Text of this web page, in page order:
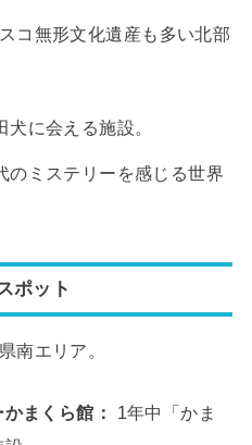
コ無形文化遺産も多い北部
犬に会える施設。
のミステリーを感じる世界
ポット
南エリア。
まくら館：
1年中「かま